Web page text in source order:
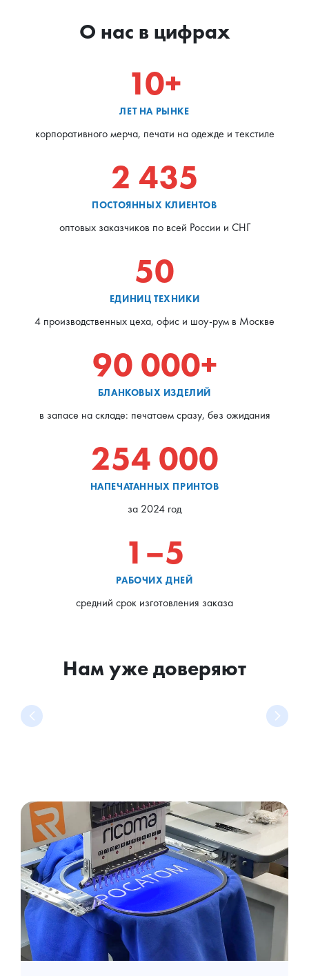
О нас в цифрах
10+
ЛЕТ НА РЫНКЕ
корпоративного мерча, печати на одежде и текстиле
2 435
ПОСТОЯННЫХ КЛИЕНТОВ
оптовых заказчиков по всей России и СНГ
50
ЕДИНИЦ ТЕХНИКИ
4 производственных цеха, офис и шоу-рум в Москве
90 000+
БЛАНКОВЫХ ИЗДЕЛИЙ
в запасе на складе: печатаем сразу, без ожидания
254 000
НАПЕЧАТАННЫХ ПРИНТОВ
за 2024 год
1–5
РАБОЧИХ ДНЕЙ
средний срок изготовления заказа
Нам уже доверяют